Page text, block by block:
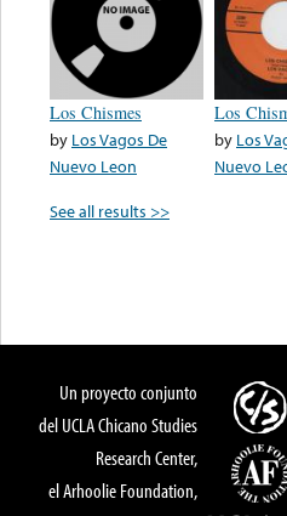
Los Chismes
by Los Vagos De
Nuevo Leon
Los
by Los
Nuevo
See all results >>
Un proyecto conjunto
del UCLA Chicano Studies
Research Center,
el Arhoolie Foundation,